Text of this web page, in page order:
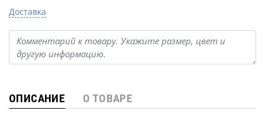
Доставка
ОПИСАНИЕ О ТОВАРЕ